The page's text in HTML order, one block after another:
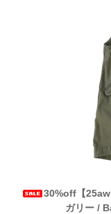
30%off【25aw
ガリー /